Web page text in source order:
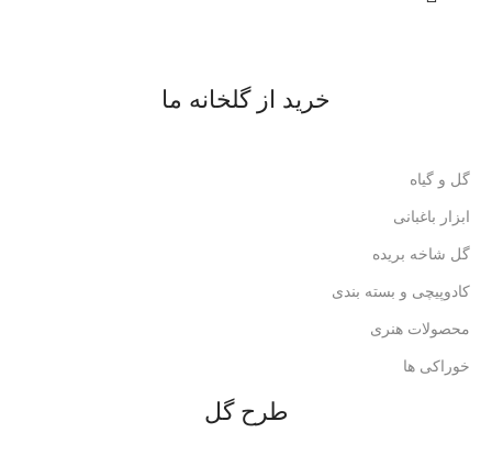
خرید از گلخانه ما
گل و گیاه
ابزار باغبانی
گل شاخه بریده
کادوپیچی و بسته بندی
محصولات هنری
خوراکی ها
طرح گل